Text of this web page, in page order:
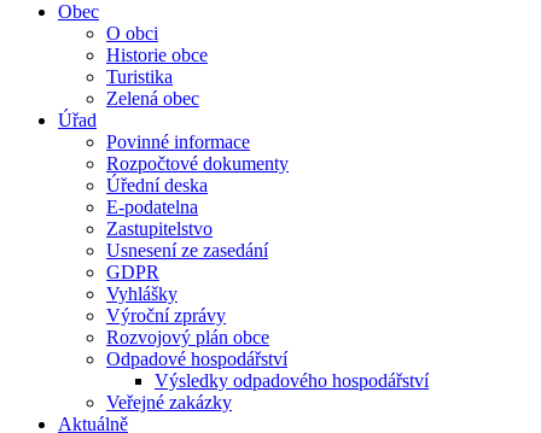
Obec
O obci
Historie obce
Turistika
Zelená obec
Úřad
Povinné informace
Rozpočtové dokumenty
Úřední deska
E-podatelna
Zastupitelstvo
Usnesení ze zasedání
GDPR
Vyhlášky
Výroční zprávy
Rozvojový plán obce
Odpadové hospodářství
Výsledky odpadového hospodářství
Veřejné zakázky
Aktuálně